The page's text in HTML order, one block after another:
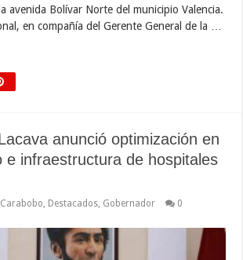
avenida Bolívar Norte del municipio Valencia.
en compañía del Gerente General de la …
anunció optimización en
e infraestructura de hospitales
Carabobo, Destacados, Gobernador
0